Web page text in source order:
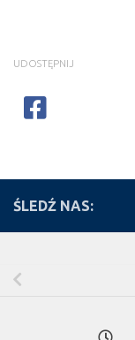
UDOSTĘPNIJ
ŚLEDŹ NAS: